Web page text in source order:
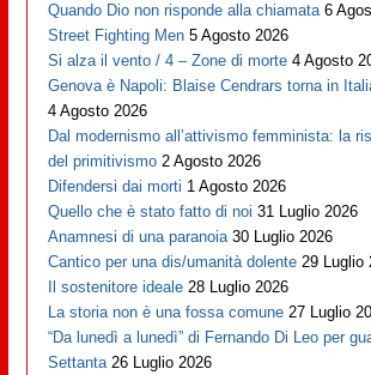
Quando Dio non risponde alla chiamata 6
Street Fighting Men 5 Agosto 2026
Si alza il vento / 4 – Zone di morte 4 Agosto
Genova è Napoli: Blaise Cendrars torna in
4 Agosto 2026
Dal modernismo all’attivismo femminista: la
del primitivismo 2 Agosto 2026
Difendersi dai morti 1 Agosto 2026
Quello che è stato fatto di noi 31 Luglio 2026
Anamnesi di una paranoia 30 Luglio 2026
Cantico per una dis/umanità dolente 29 Luglio
Il sostenitore ideale 28 Luglio 2026
La storia non è una fossa comune 27 Luglio
“Da lunedì a lunedì” di Fernando Di Leo per
Settanta 26 Luglio 2026